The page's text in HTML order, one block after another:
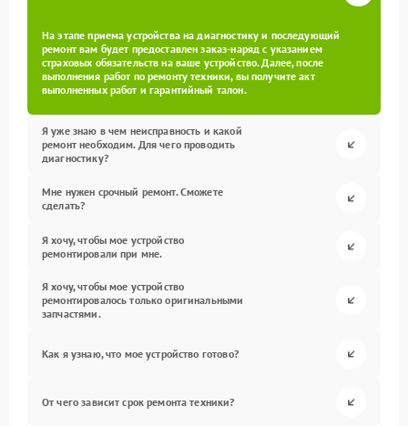
На этапе приема устройства на диагностику и последующий
ремонт вам будет предоставлен заказ-наряд с указанием
страховых обязательств на ваше устройство. Далее, после
выполнения работ по ремонту техники, вы получите акт
выполненных работ и гарантийный талон.
Я уже знаю в чем неисправность и какой
ремонт необходим. Для чего проводить
диагностику?
Мне нужен срочный ремонт. Сможете
сделать?
Я хочу, чтобы мое устройство
ремонтировали при мне.
Я хочу, чтобы мое устройство
ремонтировалось только оригинальными
запчастями.
Как я узнаю, что мое устройство готово?
От чего зависит срок ремонта техники?